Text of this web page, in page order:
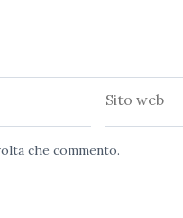
che commento.